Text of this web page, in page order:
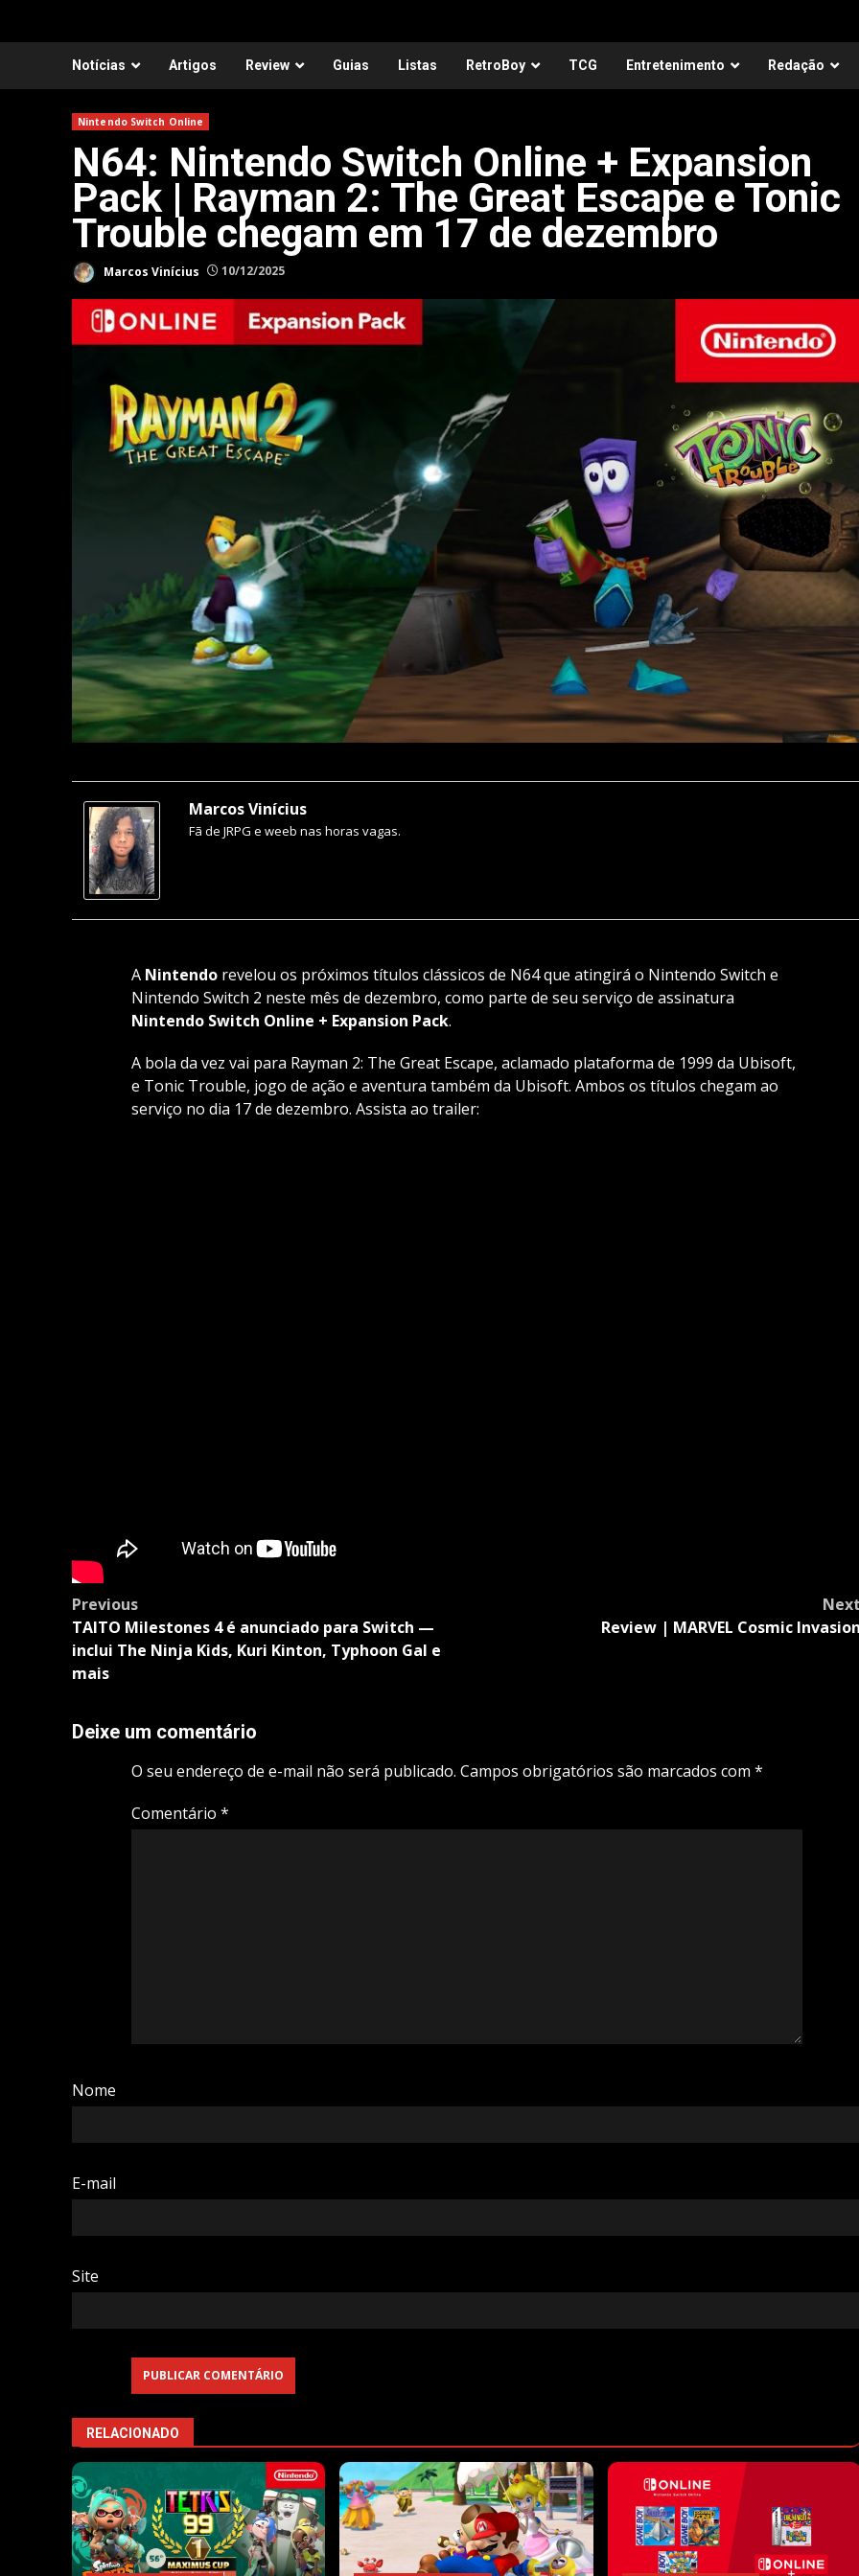
Notícias Artigos Review Guias Listas RetroBoy TCG Entretenimento Redação
Nintendo Switch Online
N64: Nintendo Switch Online + Expansion
Pack | Rayman 2: The Great Escape e Tonic
Trouble chegam em 17 de dezembro
Marcos Vinícius 10/12/2025
Marcos Vinícius
Fã de JRPG e weeb nas horas vagas.
A Nintendorevelou os próximos títulos clássicos de N64 que atingirá o Nintendo Switch e
Nintendo Switch 2 neste mês de dezembro, como parte de seu serviço de assinatura
Nintendo Switch Online + Expansion Pack.
A bola da vez vai para Rayman 2: The Great Escape, aclamado plataforma de 1999 da Ubisoft,
e Tonic Trouble, jogo de ação e aventura também da Ubisoft. Ambos os títulos chegam ao
serviço no dia 17 de dezembro. Assista ao trailer:
Post
navigation
Previous
TAITO Milestones 4 é anunciado para Switch —
inclui The Ninja Kids, Kuri Kinton, Typhoon Gal e
mais
Review | MARVEL Cosmic
Deixe um comentário
O seu endereço de e-mail não será publicado. Campos obrigatórios são marcados com *
Comentário *
Nome
E-mail
Site
RELACIONADO